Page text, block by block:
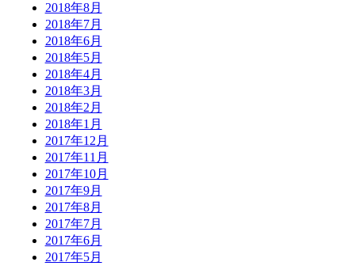
2018年8月
2018年7月
2018年6月
2018年5月
2018年4月
2018年3月
2018年2月
2018年1月
2017年12月
2017年11月
2017年10月
2017年9月
2017年8月
2017年7月
2017年6月
2017年5月